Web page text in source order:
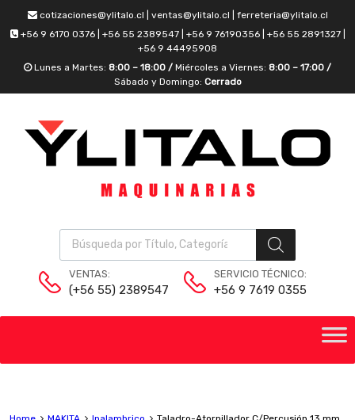
cotizaciones@ylitalo.cl | ventas@ylitalo.cl | ferreteria@ylitalo.cl
+56 9 6170 0376 | +56 55 2389547 | +56 9 76190356 | +56 55 2891327 |
+56 9 44495908
Lunes a Martes: 8:00 – 18:00 / Miércoles a Viernes: 8:00 – 17:00 /
Sábado y Domingo: Cerrado
VENTAS:
(+56 55) 2389547
SERVICIO TÉCNICO:
+56 9 7619 0355